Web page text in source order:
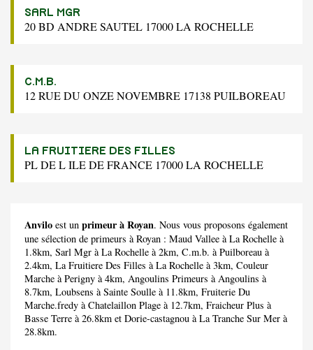
SARL MGR
20 BD ANDRE SAUTEL 17000 LA ROCHELLE
C.M.B.
12 RUE DU ONZE NOVEMBRE 17138 PUILBOREAU
LA FRUITIERE DES FILLES
PL DE L ILE DE FRANCE 17000 LA ROCHELLE
Anvilo est un primeur à Royan. Nous vous proposons également
une sélection de primeurs à Royan : Maud Vallee à La Rochelle à
1.8km, Sarl Mgr à La Rochelle à 2km, C.m.b. à Puilboreau à
2.4km, La Fruitiere Des Filles à La Rochelle à 3km, Couleur
Marche à Perigny à 4km, Angoulins Primeurs à Angoulins à
8.7km, Loubsens à Sainte Soulle à 11.8km, Fruiterie Du
Marche.fredy à Chatelaillon Plage à 12.7km, Fraicheur Plus à
Basse Terre à 26.8km et Dorie-castagnou à La Tranche Sur Mer à
28.8km.